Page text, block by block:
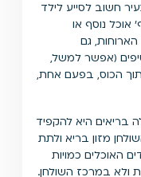
חשוב לסייע לילד
אוכל נוסף או
גם
(אפשר למשל,
הכוס, בפעם אחת,
בריאים היא להקפיד
מזון בריא ולתת
האוכלים כמויות
ולא במרכז השולחן.